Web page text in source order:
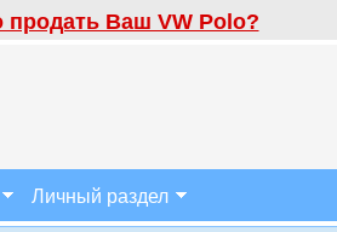
продать Ваш VW Polo?
Личный раздел